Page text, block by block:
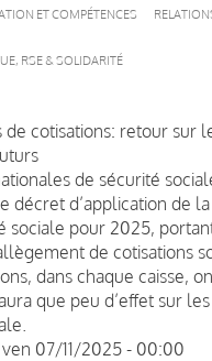
ET COMPÉTENCES
RSE & SOLIDARITÉ
de cotisations: retour sur
de sécurité
décret d’application de
sociale pour 2025,
de cotisations
dans chaque caisse,
que peu d’effet sur
ven 07/11/2025 - 00:00